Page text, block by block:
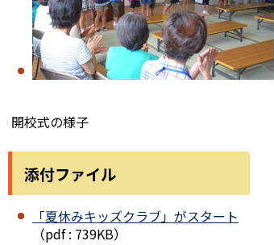
開校式の様子
添付ファイル
「夏休みキッズクラブ」がスタート
（pdf : 739KB）